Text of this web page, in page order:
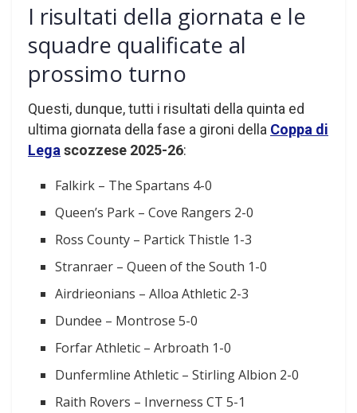
I risultati della giornata e le
squadre qualificate al
prossimo turno
Questi, dunque, tutti i risultati della quinta ed
ultima giornata della fase a gironi della Coppa di
Legascozzese 2025-26:
Falkirk – The Spartans 4-0
Queen’s Park – Cove Rangers 2-0
Ross County – Partick Thistle 1-3
Stranraer – Queen of the South 1-0
Airdrieonians – Alloa Athletic 2-3
Dundee – Montrose 5-0
Forfar Athletic – Arbroath 1-0
Dunfermline Athletic – Stirling Albion 2-0
Raith Rovers – Inverness CT 5-1